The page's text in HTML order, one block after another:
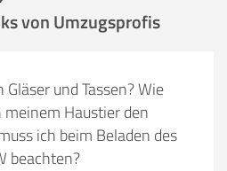
von Umzugsprofis
und Tassen? Wie
Haustier den
ich beim Beladen des
beachten?